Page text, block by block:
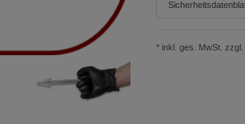
* inkl. ges. MwSt. zzgl.